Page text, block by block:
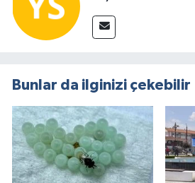
Bunlar da ilginizi çekebilir